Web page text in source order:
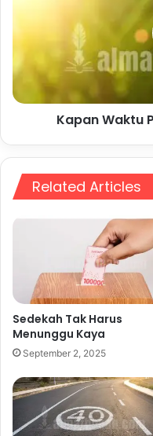
Berjemur?
Kapan Waktu
Related Articles
Sedekah Tak Harus
Menunggu Kaya
September 2, 2025